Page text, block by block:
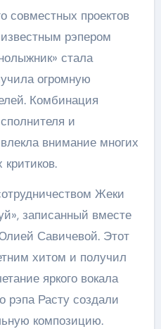
совместных проектов
рэпером
стала
огромную
Комбинация
и
внимание многих
Жеки
записанный вместе
Савичевой. Этот
хитом и получил
яркого вокала
рэпа Расту создали
композицию.